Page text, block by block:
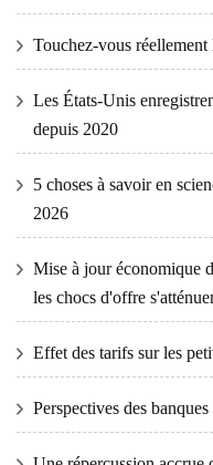
Touchez-vous réellement
Les États-Unis
depuis 2020
5 choses à savoir en
2026
Mise à jour économique
les chocs d'offre
Effet des tarifs sur les
Perspectives des